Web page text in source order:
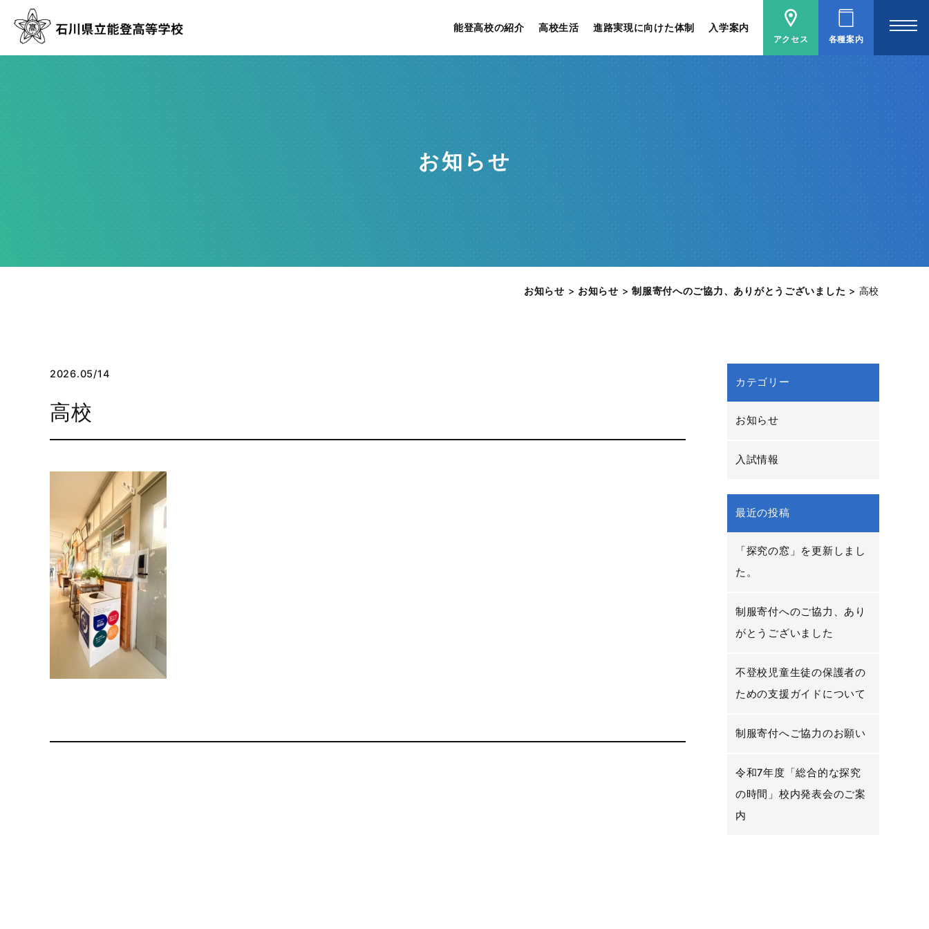
能登高校の紹介 高校生活 進路実現に向けた体制 入学案内
アクセス 各種案内
お知らせ
お知らせ > お知らせ >制服寄付へのご協力、ありがとうございました > 高校
2026.05/14
高校
カテゴリー
お知らせ
入試情報
最近の投稿
「探究の窓」を更新しまし
た。
制服寄付へのご協力、あり
がとうございました
不登校児童生徒の保護者の
ための支援ガイドについて
制服寄付へご協力のお願い
令和7年度「総合的な探究
の時間」校内発表会のご案
内